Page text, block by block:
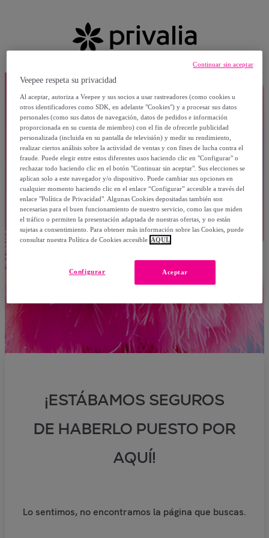
¡ESTÁBAMOS SEGUROS
DE HABERLO PUESTO POR
AQUÍ!
Lo sentimos, no encontramos la página que buscas.
Veepee respeta su privacidad
Al aceptar, autoriza a Veepee y sus socios a usar rastreadores (como cookies u
otros identificadores como SDK, en adelante "Cookies") y a procesar sus datos
personales (como sus datos de navegación, datos de pedidos e información
proporcionada en su cuenta de miembro) con el fin de ofrecerle publicidad
personalizada (incluida en su pantalla de televisión) y medir su rendimiento,
realizar ciertos análisis sobre la actividad de ventas y con fines de lucha contra el
fraude. Puede elegir entre estos diferentes usos haciendo clic en "Configurar" o
rechazar todo haciendo clic en el botón "Continuar sin aceptar". Sus elecciones se
aplican solo a este navegador y/o dispositivo. Puede cambiar sus opciones en
cualquier momento haciendo clic en el enlace “Configurar” accesible a través del
enlace "Política de Privacidad". Algunas Cookies depositadas también son
necesarias para el buen funcionamiento de nuestro servicio, como las que miden
el tráfico o permiten la presentación adaptada de nuestras ofertas, y no están
sujetas a consentimiento. Para obtener más información sobre las Cookies, puede
consultar nuestra Política de Cookies accesible AQUÍ.
Aceptar
Configurar
Continuar sin aceptar